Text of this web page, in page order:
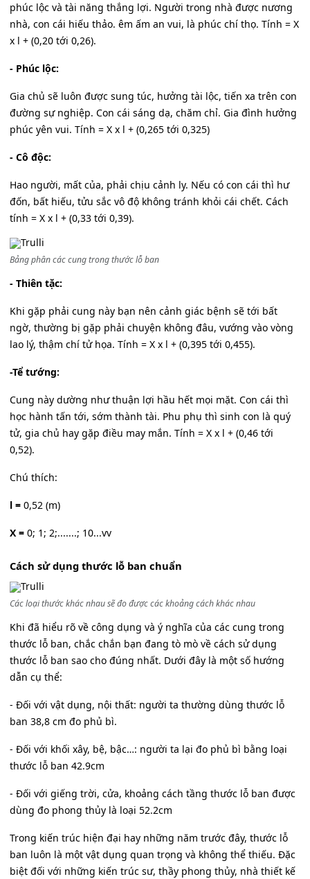
phúc lộc và tài năng thắng lợi. Người trong nhà được nương
nhà, con cái hiếu thảo. êm ấm an vui, là phúc chí thọ. Tính = X
x l + (0,20 tới 0,26).
- Phúc lộc:
Gia chủ sẽ luôn được sung túc, hưởng tài lộc, tiến xa trên con
đường sự nghiệp. Con cái sáng dạ, chăm chỉ. Gia đình hưởng
phúc yên vui. Tính = X x l + (0,265 tới 0,325)
- Cô độc:
Hao người, mất của, phải chịu cảnh ly. Nếu có con cái thì hư
đốn, bất hiếu, tửu sắc vô độ không tránh khỏi cái chết. Cách
tính = X x l + (0,33 tới 0,39).
Bảng phân các cung trong thước lỗ ban
- Thiên tặc:
Khi gặp phải cung này bạn nên cảnh giác bệnh sẽ tới bất
ngờ, thường bị gặp phải chuyện không đâu, vướng vào vòng
lao lý, thậm chí tử họa. Tính = X x l + (0,395 tới 0,455).
-Tể tướng:
Cung này dường như thuận lợi hầu hết mọi mặt. Con cái thì
học hành tấn tới, sớm thành tài. Phu phụ thì sinh con là quý
tử, gia chủ hay gặp điều may mắn. Tính = X x l + (0,46 tới
0,52).
Chú thích:
l = 0,52 (m)
X = 0; 1; 2;.......; 10...vv
Cách sử dụng thước lỗ ban chuẩn
Các loại thước khác nhau sẽ đo được các khoảng cách khác nhau
Khi đã hiểu rõ về công dụng và ý nghĩa của các cung trong
thước lỗ ban, chắc chắn bạn đang tò mò về cách sử dụng
thước lỗ ban sao cho đúng nhất. Dưới đây là một số hướng
dẫn cụ thể:
- Đối với vật dụng, nội thất: người ta thường dùng thước lỗ
ban 38,8 cm đo phủ bì.
- Đối với khối xây, bệ, bậc…: người ta lại đo phủ bì bằng loại
thước lỗ ban 42.9cm
- Đối với giếng trời, cửa, khoảng cách tầng thước lỗ ban được
dùng đo phong thủy là loại 52.2cm
Trong kiến trúc hiện đại hay những năm trước đây, thước lỗ
ban luôn là một vật dụng quan trọng và không thể thiếu. Đặc
biệt đối với những kiến trúc sư, thầy phong thủy, nhà thiết kế